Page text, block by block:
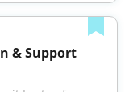
& Support